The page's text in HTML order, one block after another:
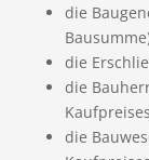
die
die
die
die